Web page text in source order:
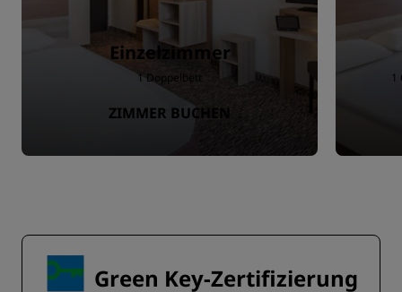
Einzelzimmer
1 Doppelbett
ZIMMER BUCHEN
1
Green Key-Zertifizierung